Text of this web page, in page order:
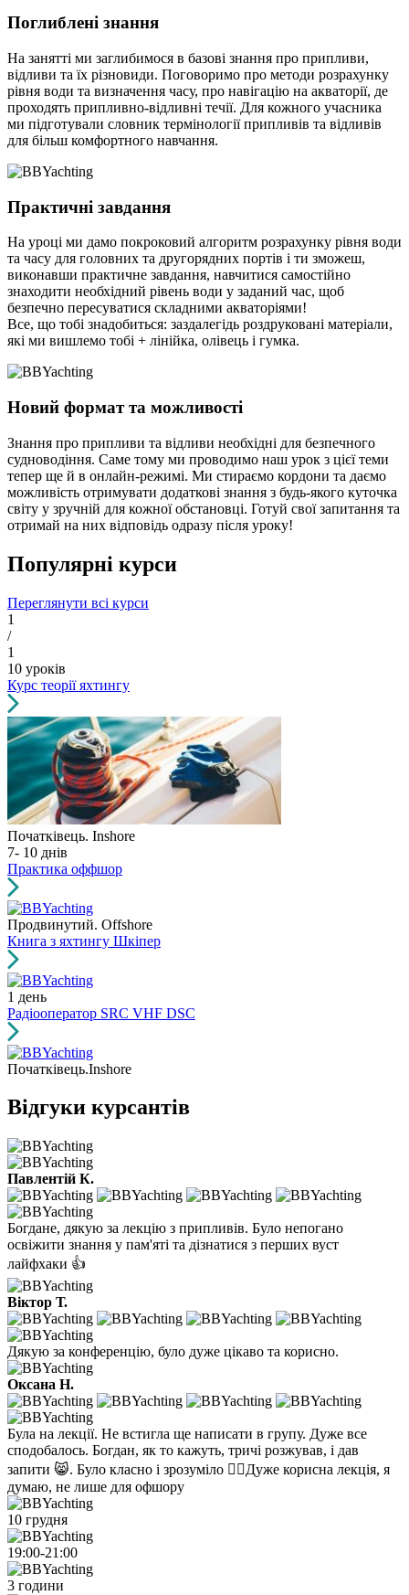
Поглиблені знання
На занятті ми заглибимося в базові знання про припливи,
відливи та їх різновиди. Поговоримо про методи розрахунку
рівня води та визначення часу, про навігацію на акваторії, де
проходять припливно-відливні течії. Для кожного учасника
ми підготували словник термінології припливів та відливів
для більш комфортного навчання.
Практичні завдання
На уроці ми дамо покроковий алгоритм розрахунку рівня води
та часу для головних та другорядних портів і ти зможеш,
виконавши практичне завдання, навчитися самостійно
знаходити необхідний рівень води у заданий час, щоб
безпечно пересуватися складними акваторіями!
Все, що тобі знадобиться: заздалегідь роздруковані матеріали,
які ми вишлемо тобі + лінійка, олівець і гумка.
Новий формат та можливості
Знання про припливи та відливи необхідні для безпечного
судноводіння. Саме тому ми проводимо наш урок з цієї теми
тепер ще й в онлайн-режимі. Ми стираємо кордони та даємо
можливість отримувати додаткові знання з будь-якого куточка
світу у зручній для кожної обстановці. Готуй свої запитання та
отримай на них відповідь одразу після уроку!
Популярні курси
Переглянути всі курси
1
/
1
10 уроків
Курс теорії яхтингу
Початківець. Inshore
7- 10 днів
Практика оффшор
Продвинутий. Offshore
Книга з яхтингу Шкіпер
1 день
Радіооператор SRC VHF DSC
Початківець.Inshore
Відгуки курсантів
Павлентій К.
Богдане, дякую за лекцію з припливів. Було непогано
освіжити знання у пам'яті та дізнатися з перших вуст
лайфхаки 👍
Віктор Т.
Дякую за конференцію, було дуже цікаво та корисно.
Оксана Н.
Була на лекції. Не встигла ще написати в групу. Дуже все
сподобалось. Богдан, як то кажуть, тричі розжував, і дав
запити 😸. Було класно і зрозуміло 👍🏻Дуже корисна лекція, я
думаю, не лише для офшору
10 грудня
19:00-21:00
3 години